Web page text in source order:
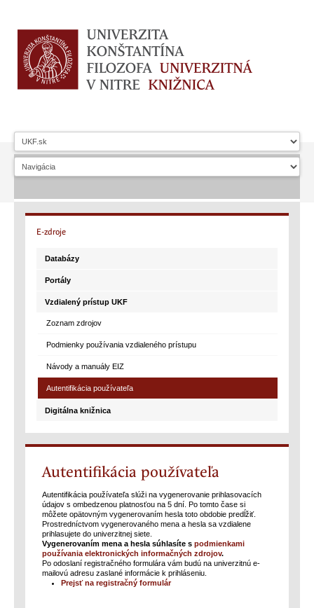
E-zdroje
Databázy
Portály
Vzdialený prístup UKF
Zoznam zdrojov
Podmienky používania vzdialeného prístupu
Návody a manuály EIZ
Autentifikácia používateľa
Digitálna knižnica
Autentifikácia používateľa
Autentifikácia používateľa slúži na vygenerovanie prihlasovacích
údajov s ombedzenou platnosťou na 5 dní. Po tomto čase si
môžete opätovným vygenerovaním hesla toto obdobie predĺžiť.
Prostredníctvom vygenerovaného mena a hesla sa vzdialene
prihlasujete do univerzitnej siete.
Vygenerovaním mena a hesla súhlasíte s podmienkami
používania elektronických informačných zdrojov.
Po odoslaní registračného formulára vám budú na univerzitnú e-
mailovú adresu zaslané informácie k prihláseniu.
Prejsť na registračný formulár